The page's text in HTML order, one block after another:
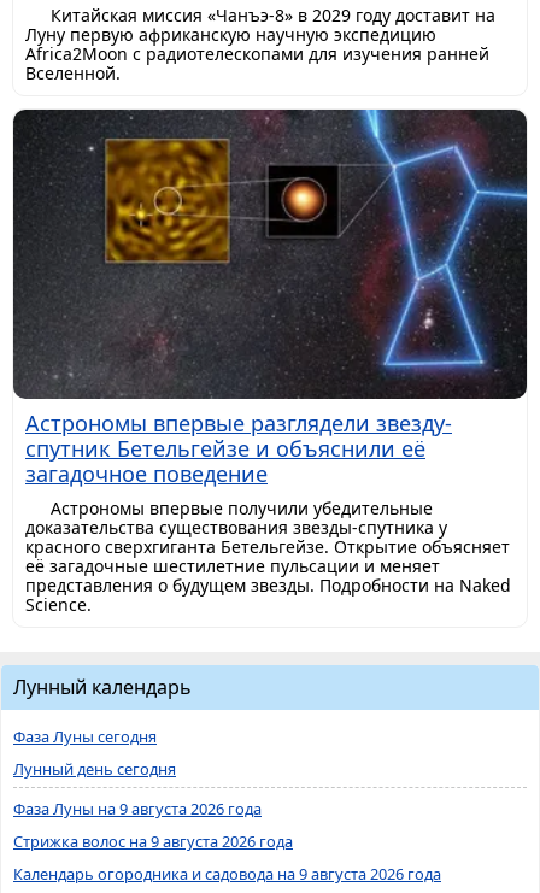
Китайская миссия «Чанъэ-8» в 2029 году доставит на
Луну первую африканскую научную экспедицию
Africa2Moon с радиотелескопами для изучения ранней
Вселенной.
Астрономы впервые разглядели звезду-
спутник Бетельгейзе и объяснили её
загадочное поведение
Астрономы впервые получили убедительные
доказательства существования звезды-спутника у
красного сверхгиганта Бетельгейзе. Открытие объясняет
её загадочные шестилетние пульсации и меняет
представления о будущем звезды. Подробности на Naked
Science.
Лунный календарь
Фаза Луны сегодня
Лунный день сегодня
Фаза Луны на 9 августа 2026 года
Стрижка волос на 9 августа 2026 года
Календарь огородника и садовода на 9 августа 2026 года